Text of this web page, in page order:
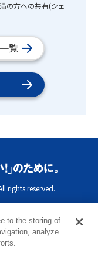
の方への共有(シェ
覧
rights reserved.
to the storing of
analyze